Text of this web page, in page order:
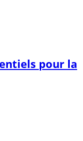
pour la